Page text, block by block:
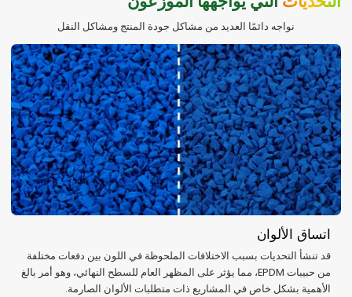
نواجه دائمًا العديد من مشاكل جودة المنتج ومشاكل النقل
اتساق الألوان
قد تنشأ التحديات بسبب الاختلافات الملحوظة في اللون بين دفعات مختلفة
من حبيبات EPDM، مما يؤثر على المظهر العام للسطح النهائي، وهو أمر بالغ
الأهمية بشكل خاص في المشاريع ذات متطلبات الألوان الصارمة.